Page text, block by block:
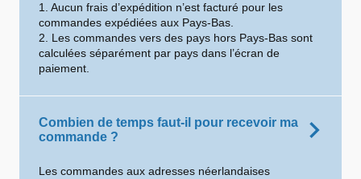
1. Aucun frais d’expédition n’est facturé pour les
commandes expédiées aux Pays-Bas.
2. Les commandes vers des pays hors Pays-Bas sont
calculées séparément par pays dans l’écran de
paiement.
Combien de temps faut-il pour recevoir ma
commande ?
Les commandes aux adresses néerlandaises